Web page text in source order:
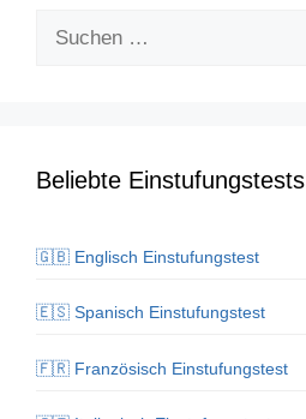
Beliebte Einstufungstests
🇬🇧 Englisch Einstufungstest
🇪🇸 Spanisch Einstufungstest
🇫🇷 Französisch Einstufungstest